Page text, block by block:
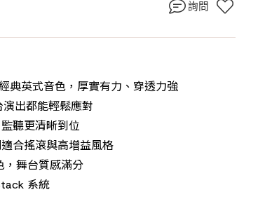
詢問
英式音色，厚實有力、穿透力強
出都能輕鬆應對
聽更清晰到位
合搖滾與高增益風格
舞台質感滿分
系統